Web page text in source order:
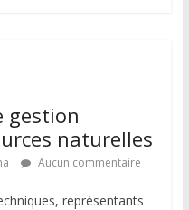
gestion
naturelles
Aucun commentaire
représentants